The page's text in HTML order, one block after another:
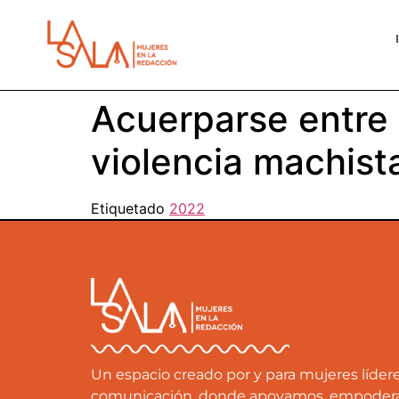
Acuerparse
violencia
Etiquetado 2022
Un espacio creado por y para mujeres